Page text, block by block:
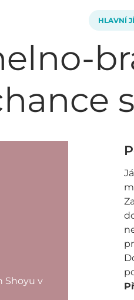
HLAVNÍ
Shoyu v